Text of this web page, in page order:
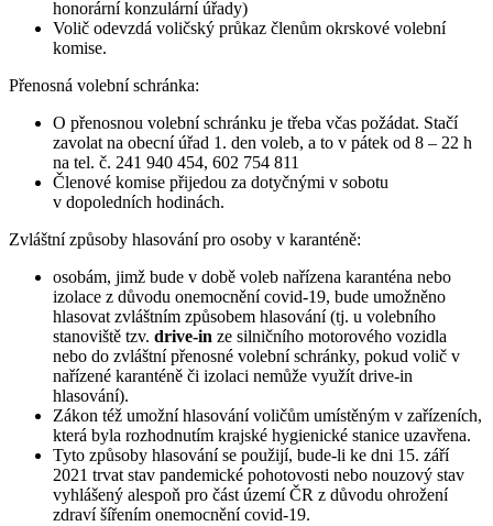
honorární konzulární úřady)
Volič odevzdá voličský průkaz členům okrskové volební
komise.
Přenosná volební schránka:
O přenosnou volební schránku je třeba včas požádat. Stačí
zavolat na obecní úřad 1. den voleb, a to v pátek od 8 – 22 h
na tel. č. 241 940 454, 602 754 811
Členové komise přijedou za dotyčnými v sobotu
v dopoledních hodinách.
Zvláštní způsoby hlasování pro osoby v karanténě:
osobám, jimž bude v době voleb nařízena karanténa nebo
izolace z důvodu onemocnění covid-19, bude umožněno
hlasovat zvláštním způsobem hlasování (tj. u volebního
stanoviště tzv. drive-in ze silničního motorového vozidla
nebo do zvláštní přenosné volební schránky, pokud volič v
nařízené karanténě či izolaci nemůže využít drive-in
hlasování).
Zákon též umožní hlasování voličům umístěným v zařízeních,
která byla rozhodnutím krajské hygienické stanice uzavřena.
Tyto způsoby hlasování se použijí, bude-li ke dni 15. září
2021 trvat stav pandemické pohotovosti nebo nouzový stav
vyhlášený alespoň pro část území ČR z důvodu ohrožení
zdraví šířením onemocnění covid-19.